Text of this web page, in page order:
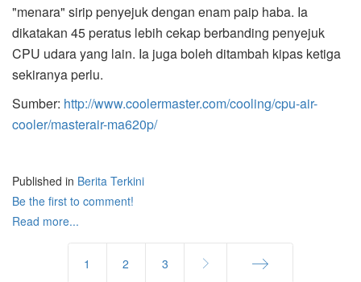
"menara" sirip penyejuk dengan enam paip haba. Ia
dikatakan 45 peratus lebih cekap berbanding penyejuk
CPU udara yang lain. Ia juga boleh ditambah kipas ketiga
sekiranya perlu.
Sumber: http://www.coolermaster.com/cooling/cpu-air-
cooler/masterair-ma620p/
Published in Berita Terkini
Be the first to comment!
Read more...
1 2 3